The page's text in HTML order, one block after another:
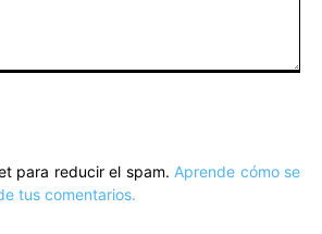
para reducir el spam. Aprende cómo se
tus comentarios.